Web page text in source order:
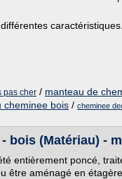
pas cher / manteau de
cheminee bois / cheminee
bois (Matériau) -
entièrement poncé,
être aménagé en